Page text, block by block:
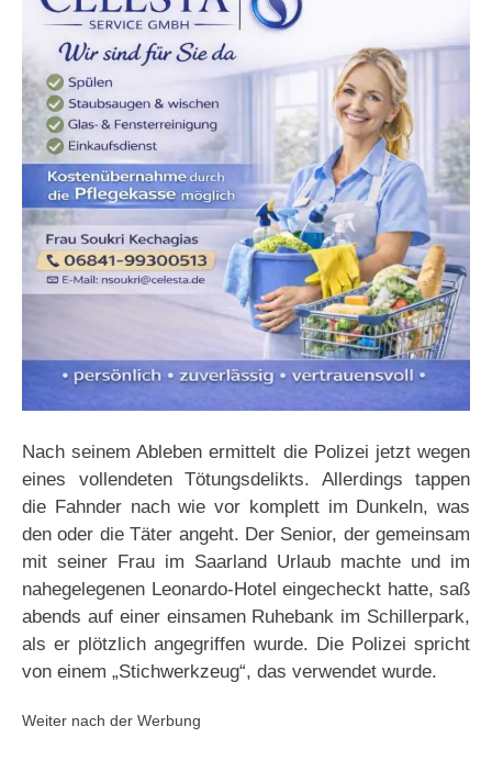
Nach seinem Ableben ermittelt die Polizei jetzt wegen
eines vollendeten Tötungsdelikts. Allerdings tappen
die Fahnder nach wie vor komplett im Dunkeln, was
den oder die Täter angeht. Der Senior, der gemeinsam
mit seiner Frau im Saarland Urlaub machte und im
nahegelegenen Leonardo-Hotel eingecheckt hatte, saß
abends auf einer einsamen Ruhebank im Schillerpark,
als er plötzlich angegriffen wurde. Die Polizei spricht
von einem „Stichwerkzeug“, das verwendet wurde.
Weiter nach der Werbung